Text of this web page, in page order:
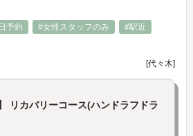
予約 #女性スタッフのみ
#駅近
[代々木]
リカバリーコース(ハンドラフドラ